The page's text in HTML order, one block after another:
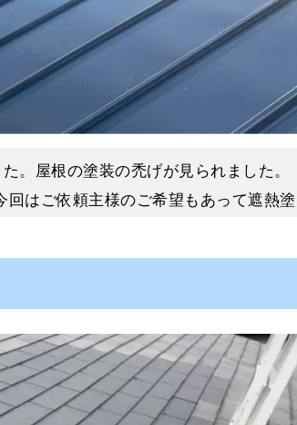
にとても重要な工程です。
ことができるのです。
完了となります。
ことができます。
｜八女市｜大木町｜広川町 他
町｜菊池市 他で、塗装工事、屋根工事
低下が気になるとのことでした。
をおこないました
修・ケレンをおこない、下地を整えて
同じ塗料を使用します。
などから外壁を保護する塗膜を形成す
。屋根の塗装の禿げが見られました。
はご依頼主様のご希望もあって遮熱塗
。屋根の塗装で遮熱塗料と断熱塗料を
と捉えている方も多いのですが、実は
で建物内部の温度上昇を防ぎますが、
に逃がさないようにする効果もあるので
条件を合わせて慎重に選択する必要があ